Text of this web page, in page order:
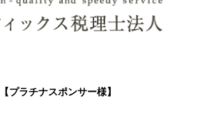
【プラチナスポンサー様】